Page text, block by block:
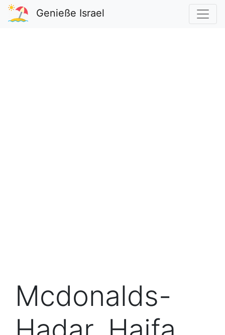
Genieße Israel
Mcdonalds-